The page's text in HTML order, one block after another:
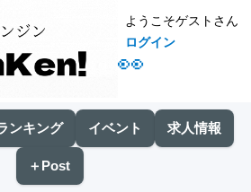
👀
ようこそゲストさん
ログイン
ンキング イベント 求人情報
＋Post